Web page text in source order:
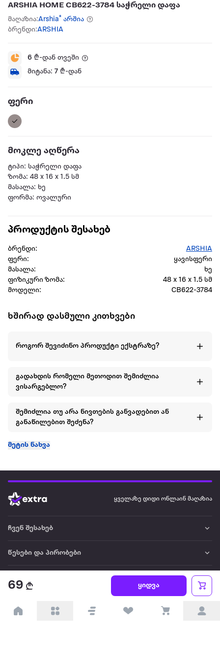
ARSHIA HOME CB622-3784 საჭრელი დაფა
მაღაზია:Arshia* არშია
ბრენდი:ARSHIA
6 ₾-დან თვეში
მიტანა: 7 ₾-დან
ფერი
მოკლე აღწერა
ტიპი: საჭრელი დაფა
ზომა: 48 x 16 x 1.5 სმ
მასალა: ხე
ფორმა: ოვალური
69 ყიდვა
პროდუქტის შესახებ
ბრენდი:
ARSHIA
ფერი:
ყავისფერი
მასალა:
ხე
ფიზიკური ზომა:
48 x 16 x 1.5 სმ
მოდელი:
CB622-3784
ხშირად დასმული კითხვები
როგორ შევიძინო პროდუქტი ექსტრაზე?
გადახდის რომელი მეთოდით შემიძლია
ვისარგებლო?
შემიძლია თუ არა ნივთების განვადებით ან
განაწილებით შეძენა?
მეტის ნახვა
ყველაზე დიდი ონლაინ მაღაზია
ჩვენ შესახებ
წესები და პირობები